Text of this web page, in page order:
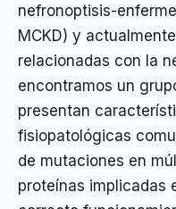
nefronoptisis-
MCKD) y
relacionadas con la
encontramos un
presentan
fisiopatológicas
de mutaciones en
proteínas implicadas